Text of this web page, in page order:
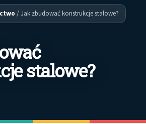
/Jak zbudować konstrukcje stalowe?
stalowe?